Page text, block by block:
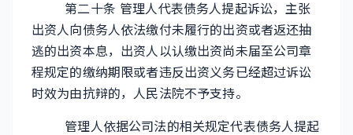
第二十条 管理人代表债务人提起诉讼，主张
出资人向债务人依法缴付未履行的出资或者返还抽
逃的出资本息，出资人以认缴出资尚未届至公司章
程规定的缴纳期限或者违反出资义务已经超过诉讼
时效为由抗辩的，人民法院不予支持。
管理人依据公司法的相关规定代表债务人提起